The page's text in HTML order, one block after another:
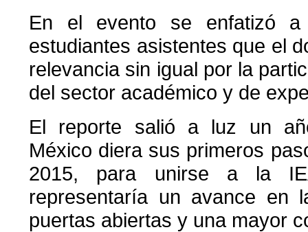
En el evento se enfatizó a
estudiantes asistentes que el
relevancia sin igual por la
del sector académico y de
El reporte salió a luz un
México diera sus primeros
2015, para unirse a la
representaría un avance en
puertas abiertas y una mayor